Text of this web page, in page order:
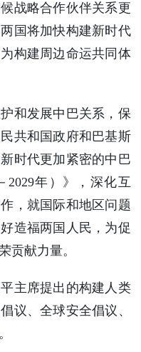
战略合作伙伴关系更
国将加快构建新时代
构建周边命运共同体
和发展中巴关系，保
共和国政府和巴基斯
时代更加紧密的中巴
2029年）》，深化互
，就国际和地区问题
造福两国人民，为促
贡献力量。
主席提出的构建人类
议、全球安全倡议、